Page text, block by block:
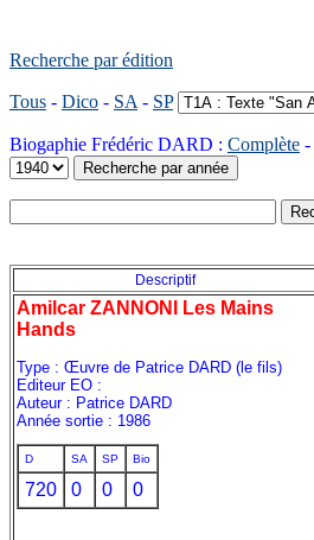
Recherche par édition
Tous - Dico - SA - SP
Biogaphie Frédéric DARD : Complète -
Descriptif
Amilcar ZANNONI Les Mains
Hands
Type : Œuvre de Patrice DARD (le fils)
Editeur EO :
Auteur : Patrice DARD
Année sortie : 1986
D SA SP Bio
720 0 0 0